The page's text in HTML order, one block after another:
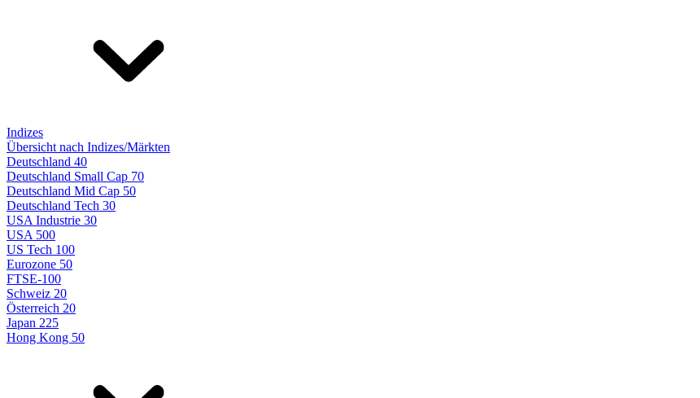
Indizes
Übersicht nach Indizes/Märkten
Deutschland 40
Deutschland Small Cap 70
Deutschland Mid Cap 50
Deutschland Tech 30
USA Industrie 30
USA 500
US Tech 100
Eurozone 50
FTSE-100
Schweiz 20
Österreich 20
Japan 225
Hong Kong 50